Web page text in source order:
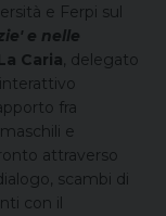
e Ferpi sul
e nelle
Caria, delegato
fra
e
attraverso
scambi di
con il